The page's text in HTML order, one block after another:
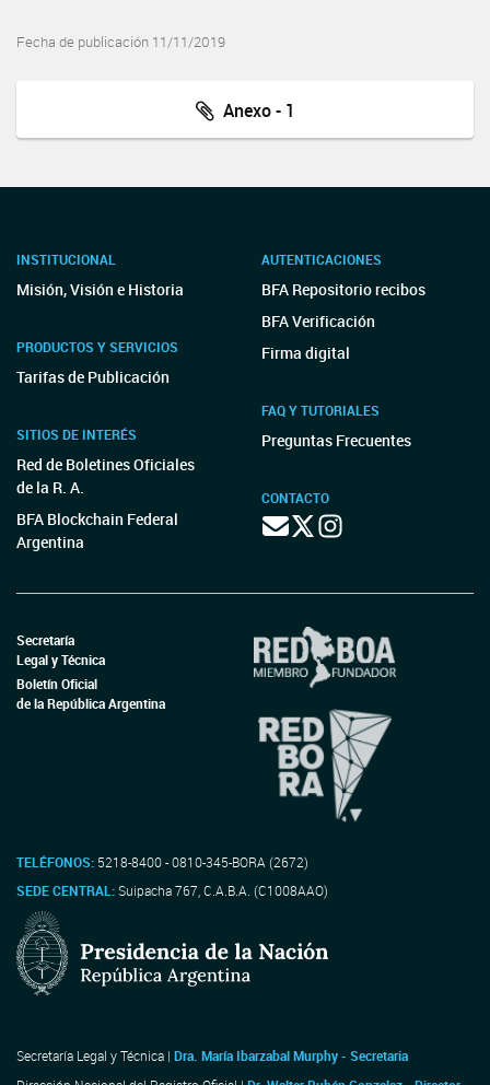
Fecha de publicación 11/11/2019
Anexo - 1
INSTITUCIONAL
Misión, Visión e Historia
PRODUCTOS Y SERVICIOS
Tarifas de Publicación
SITIOS DE INTERÉS
Red de Boletines Oficiales
de la R. A.
BFA Blockchain Federal
Argentina
AUTENTICACIONES
BFA Repositorio recibos
BFA Verificación
Firma digital
FAQ Y TUTORIALES
Preguntas Frecuentes
CONTACTO
Secretaría
Legal y Técnica
Boletín Oficial
de la República Argentina
TELÉFONOS: 5218-8400 - 0810-345-BORA (2672)
SEDE CENTRAL:Suipacha 767, C.A.B.A. (C1008AAO)
Secretaría Legal y Técnica | Dra. María Ibarzabal Murphy - Secretaria